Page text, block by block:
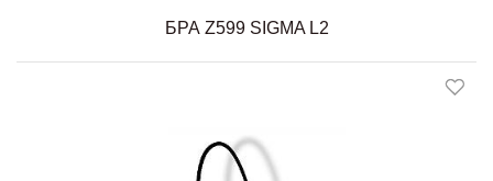
БРА Z599 SIGMA L2